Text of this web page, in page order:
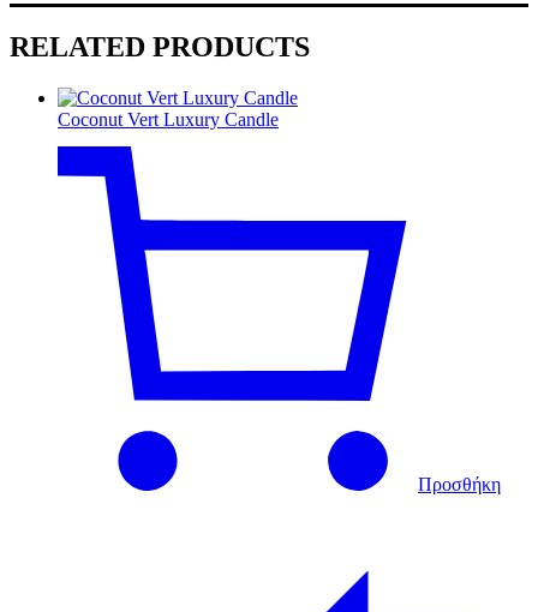
RELATED PRODUCTS
Coconut Vert Luxury Candle
Προσθήκη